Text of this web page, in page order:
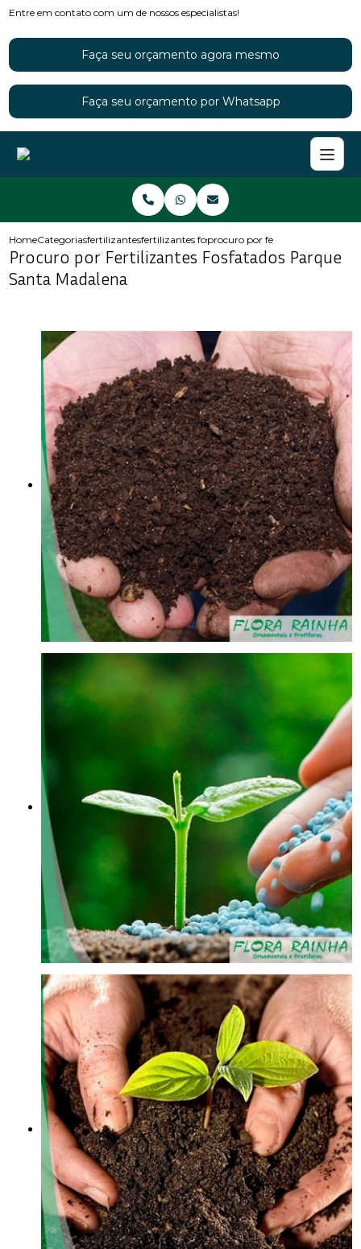
Entre em contato com um de nossos especialistas!
Faça seu orçamento agora mesmo
Faça seu orçamento por Whatsapp
HomeCategoriasfertilizantesfertilizantes fosfatadosprocuro por fertilizantes
Procuro por Fertilizantes Fosfatados Parque
Santa Madalena